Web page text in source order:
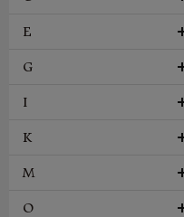
E
G
I
K
M
O